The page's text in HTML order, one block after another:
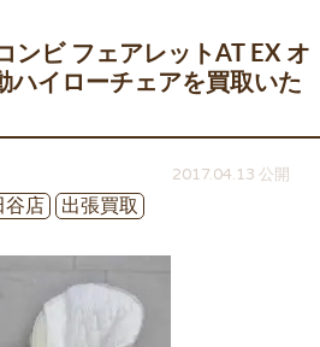
ンビ フェアレットAT EX オ
ハイローチェアを買取いた
2017.04.13 公開
谷店 出張買取